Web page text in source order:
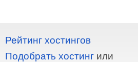
Рейтинг хостингов
Подобрать хостинг или